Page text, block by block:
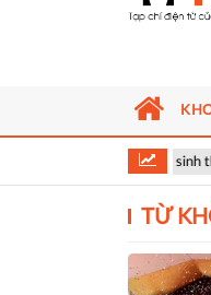
mở rộng hệ sinh thái tài
TỪ